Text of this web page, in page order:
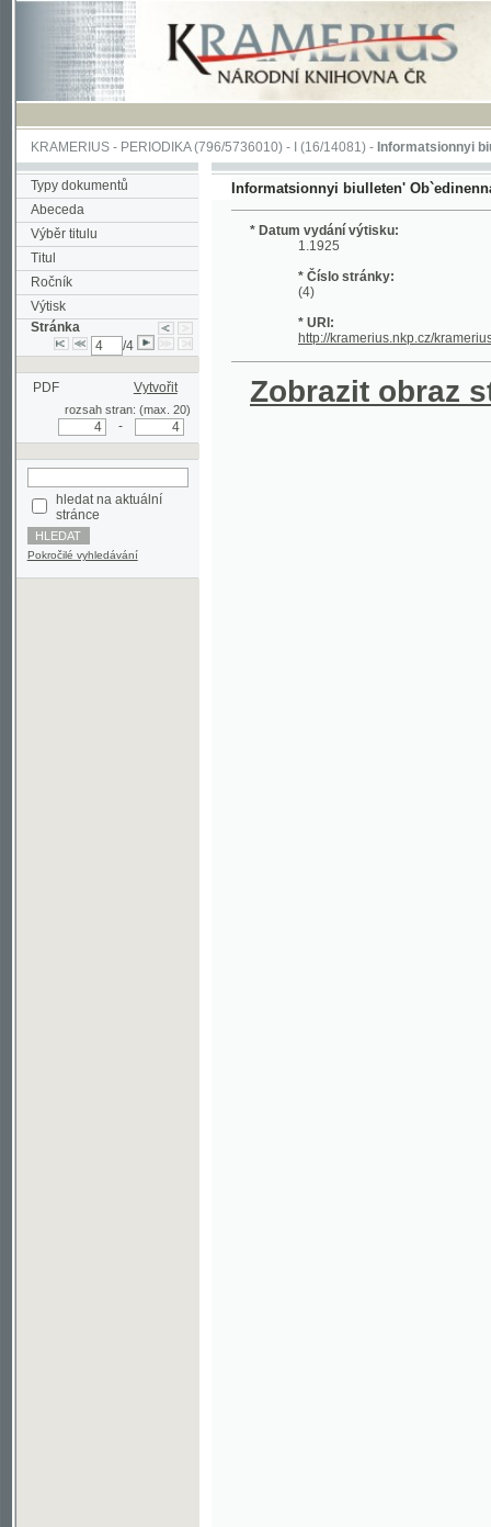
KRAMERIUS-PERIODIKA(796/5736010) -I(16/14081) -Informatsionnyi biulleten'
Typy dokumentů
Abeceda
Výběr titulu
Titul
Ročník
Výtisk
Stránka
PDF Vytvořit
rozsah stran: (max. 20)
stránce
Pokročilé vyhledávání
Informatsionnyi biulleten' Ob`edinennago
* Datum vydání výtisku:
1.1925
* Číslo stránky:
* URI:
Zobrazit obraz